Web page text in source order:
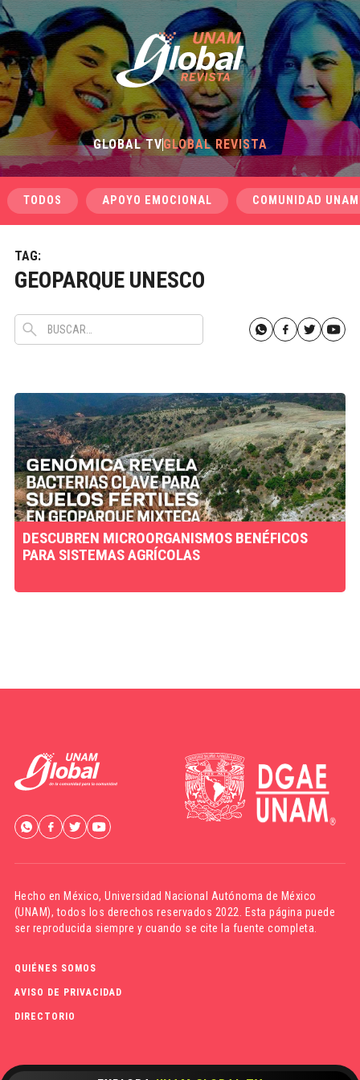
GLOBAL TVGLOBAL REVISTA
TODOS APOYO EMOCIONAL COMUNIDAD UNAM
TAG:
GEOPARQUE UNESCO
DESCUBREN MICROORGANISMOS BENÉFICOS
PARA SISTEMAS AGRÍCOLAS
Hecho en México,Universidad Nacional Autónoma de México
(UNAM), todos los derechos reservados 2022. Esta página puede
ser reproducida siempre y cuando se cite la fuente completa.
QUIÉNES SOMOS
AVISO DE PRIVACIDAD
DIRECTORIO